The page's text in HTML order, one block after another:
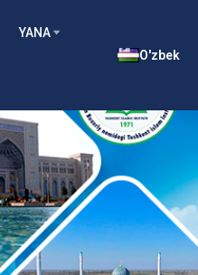
YANA
O'zbek